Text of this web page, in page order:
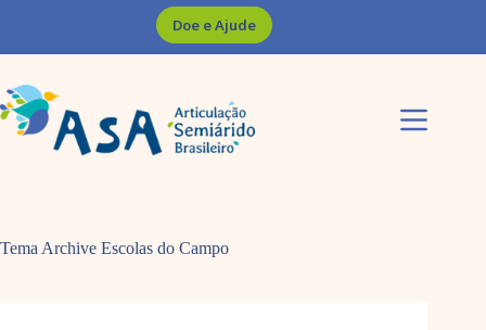
Doe e Ajude
Tema Archive Escolas do Campo